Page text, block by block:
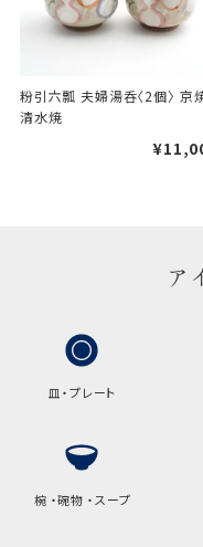
手提袋はお付けで
ギフト袋につい
手提袋はお付け
手提げ袋につい
ご注文時に、ご希望
A:京名所 袋
粉引六瓢 夫婦湯呑〈2個〉 京
清水焼
ア
皿・プレート
椀 ・碗物 ・スープ